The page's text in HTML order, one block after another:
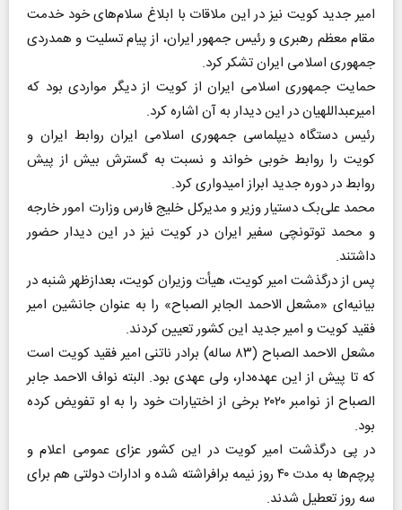
امیر جدید کویت نیز در این ملاقات با ابلاغ سلام‌های خود خدمت
مقام معظم رهبری و رئیس جمهور ایران، از پیام تسلیت و همدردی
جمهوری اسلامی ایران تشکر کرد.
حمایت جمهوری اسلامی ایران از کویت از دیگر مواردی بود که
امیرعبداللهیان در این دیدار به آن اشاره کرد.
رئیس دستگاه دیپلماسی جمهوری اسلامی ایران روابط ایران و
کویت را روابط خوبی خواند و نسبت به گسترش بیش از پیش
روابط در دوره جدید ابراز امیدواری کرد.
محمد علی‌بک دستیار وزیر و مدیرکل خلیج فارس وزارت امور خارجه
و محمد توتونچی سفیر ایران در کویت نیز در این دیدار حضور
داشتند.
پس از درگذشت امیر کویت، هیأت وزیران کویت، بعدازظهر شنبه در
بیانیه‌ای «مشعل الاحمد الجابر الصباح» را به عنوان جانشین امیر
فقید کویت و امیر جدید این کشور تعیین کردند.
مشعل الاحمد الصباح (۸۳ ساله) برادر ناتنی امیر فقید کویت است
که تا پیش از این عهده‌دار، ولی عهدی بود. البته نواف الاحمد جابر
الصباح از نوامبر ۲۰۲۰ برخی از اختیارات خود را به او تفویض کرده
بود.
در پی درگذشت امیر کویت در این کشور عزای عمومی اعلام و
پرچم‌ها به مدت ۴۰ روز نیمه برافراشته شده و ادارات دولتی هم برای
سه روز تعطیل شدند.